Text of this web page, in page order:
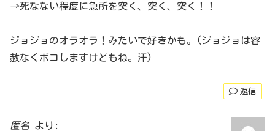
→死なない程度に急所を突く、突く、突く！！
ジョジョのオラオラ！みたいで好きかも。(ジョジョは容
赦なくボコしますけどもね。汗)
返信
匿名 より: